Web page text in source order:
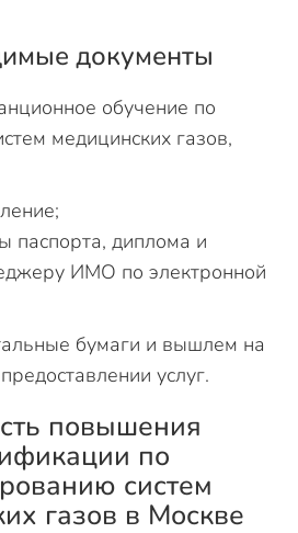
документы
обучение по
медицинских газов,
паспорта, диплома и
ИМО по электронной
бумаги и вышлем на
услуг.
повышения
по
систем
газов в Москве